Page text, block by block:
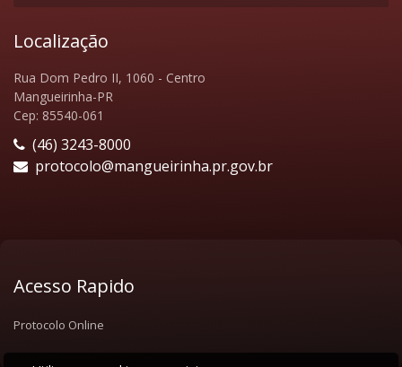
Localização
Rua Dom Pedro II, 1060 - Centro
Mangueirinha-PR
Cep: 85540-061
(46) 3243-8000
protocolo@mangueirinha.pr.gov.br
Acesso Rapido
Protocolo Online